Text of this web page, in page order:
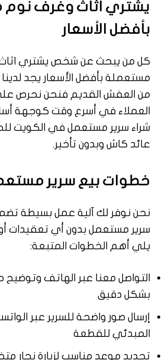
يشتري اثاث وغرف
بأفضل الأسعار
كل من يبحث عن شخص يشتري
مستعملة بأفضل الأسعار يجد
من العفش القديم فنحن نحرص
العملاء في أسرع وقت كوجهة
شراء سرير مستعمل في الكويت
عائد كاش وبدون تأخير.
خطوات بيع سرير
نحن نوفر لك آلية عمل بسيطة
سرير مستعمل بدون أي تعقيدات
يلي أهم الخطوات المتبعة:
التواصل معنا عبر الهاتف
بشكل دقيق
إرسال صور واضحة للسرير عبر
المبدئي للقطعة
تحديد موعد مناسب لزيارة نجار